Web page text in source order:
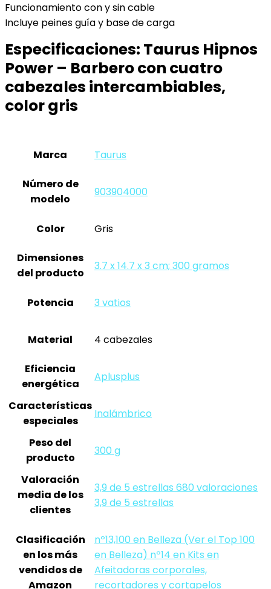
Funcionamiento con y sin cable
Incluye peines guía y base de carga
Especificaciones: Taurus Hipnos
Power – Barbero con cuatro
cabezales intercambiables,
color gris
Marca ‎Taurus
Número de
modelo
‎903904000
Color ‎Gris
Dimensiones
del producto
‎3.7 x 14.7 x 3 cm; 300 gramos
Potencia ‎3 vatios
Material ‎4 cabezales
Eficiencia
energética
‎Aplusplus
Características
especiales
‎Inalámbrico
Peso del
producto
‎300 g
Valoración
media de los
clientes
3,9 de 5 estrellas 680 valoraciones
3,9 de 5 estrellas
Clasificación
en los más
vendidos de
Amazon
nº13,100 en Belleza (Ver el Top 100
en Belleza) nº14 en Kits en
Afeitadoras corporales,
recortadores y cortapelos